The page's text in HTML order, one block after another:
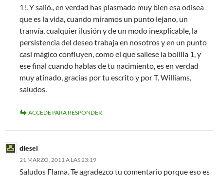
1!. Y salió., en verdad has plasmado muy bien esa odisea
que es la vida, cuando miramos un punto lejano, un
tranvía, cualquier ilusión y de un modo inexplicable, la
persistencia del deseo trabaja en nosotros y en un punto
casi mágico confluyen, como el que saliese la bolilla 1, y
ese final cuando hablas de tu nacimiento, es en verdad
muy atinado, gracias por tu escrito y por T. Williams,
saludos.
ACCEDE PARA RESPONDER
diesel
21 MARZO, 2011 A LAS 23:19
Saludos Flama. Te agradezco tu comentario porque eso es